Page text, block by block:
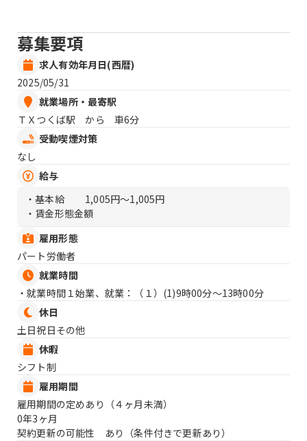
募集要項
求人有効年月日(西暦)
2025/05/31
就業場所・最寄駅
ＴＸつくば駅 から 車6分
受動喫煙対策
なし
給与
・基本給
1,005円〜1,005円
・賃金形態金額
雇用形態
パート労働者
就業時間
・就業時間１始業、就業：（１） (1)9時00分〜13時00分
休日
土日祝日その他
休暇
シフト制
雇用期間
雇用期間の定めあり（４ヶ月未満）
0年3ヶ月
契約更新の可能性 あり（条件付きで更新あり）